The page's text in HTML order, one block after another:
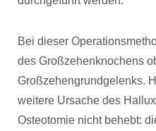
Bei dieser
des Großzehenknochens
Großzehengrundgelenks.
weitere Ursache des
Osteotomie nicht behebt: